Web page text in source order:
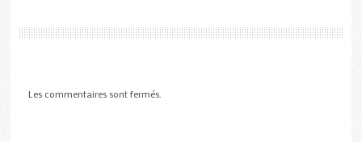
Les commentaires sont fermés.